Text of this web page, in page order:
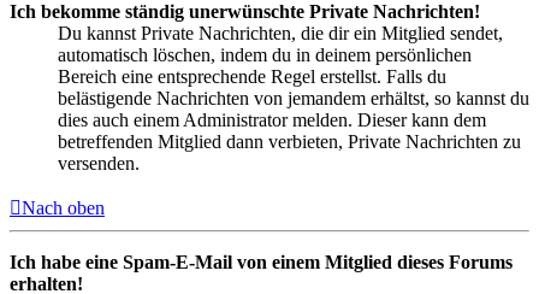
Ich bekomme ständig unerwünschte Private Nachrichten!
Du kannst Private Nachrichten, die dir ein Mitglied sendet,
automatisch löschen, indem du in deinem persönlichen
Bereich eine entsprechende Regel erstellst. Falls du
belästigende Nachrichten von jemandem erhältst, so kannst du
dies auch einem Administrator melden. Dieser kann dem
betreffenden Mitglied dann verbieten, Private Nachrichten zu
versenden.
Nach oben
Ich habe eine Spam-E-Mail von einem Mitglied dieses Forums
erhalten!